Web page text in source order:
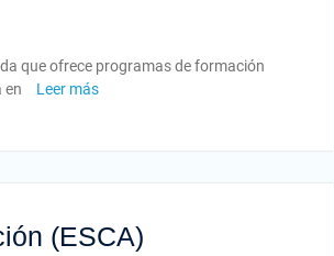
que ofrece programas de formación
en
Leer más
(ESCA)